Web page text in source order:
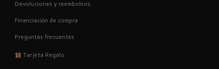
Devoluciones y reembolsos
Financiación de compra
Preguntas frecuentes
Tarjeta Regalo